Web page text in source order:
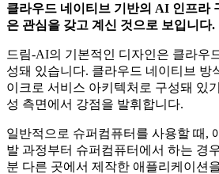
클라우드 네이티브 기반의 AI 인프라
은 관심을 갖고 계신 것으로 보입니다.
드림-AI의 기본적인 디자인은 클라우
성돼 있습니다. 클라우드 네이티브 방
이크로 서비스 아키텍처로 구성돼 있
성 측면에서 강점을 발휘합니다.
일반적으로 슈퍼컴퓨터를 사용할 때,
발 과정부터 슈퍼컴퓨터에서 하는 경
분 다른 곳에서 제작한 애플리케이션